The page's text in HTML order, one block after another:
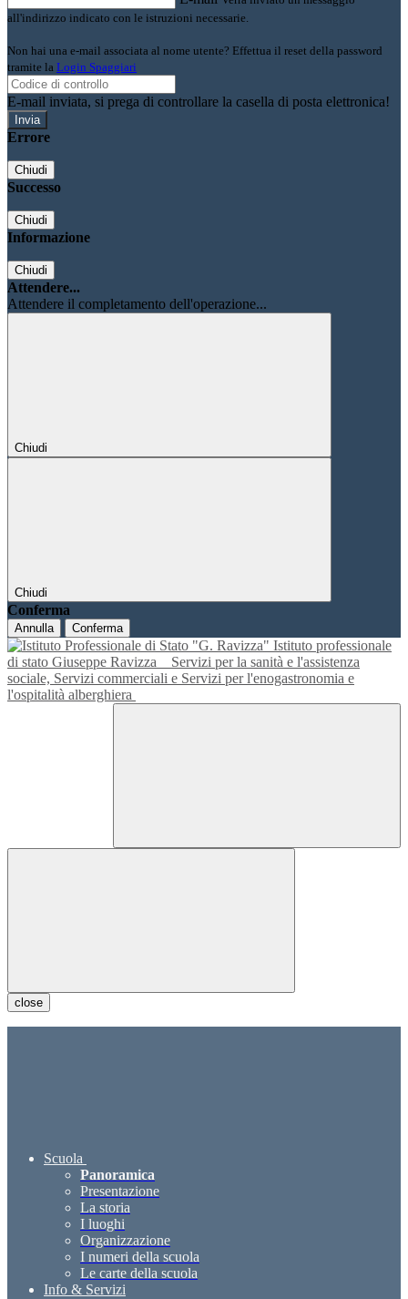
all'indirizzo indicato con le istruzioni necessarie.
Non hai una e-mail associata al nome utente? Effettua il reset della password
tramite la Login Spaggiari
E-mail inviata, si prega di controllare la casella di posta elettronica!
Errore
Chiudi
Successo
Chiudi
Informazione
Chiudi
Attendere...
Attendere il completamento dell'operazione...
Chiudi
Chiudi
Conferma
Annulla Conferma
Istituto professionale
di stato Giuseppe Ravizza
Servizi per la sanità e l'assistenza
sociale, Servizi commerciali e Servizi per l'enogastronomia e
l'ospitalità alberghiera
close
Scuola
Panoramica
Presentazione
La storia
I luoghi
Organizzazione
I numeri della scuola
Le carte della scuola
Info & Servizi